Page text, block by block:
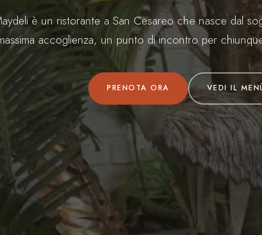
è un ristorante a San Cesareo che nasce dal
accoglienza, un punto di incontro per
PRENOTA ORA VEDI IL